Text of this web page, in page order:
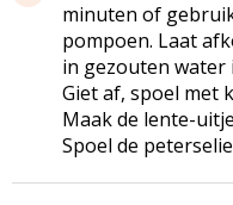
minuten of
pompoen. Laat
in gezouten water
Giet af, spoel met
Maak de lente-
Spoel de